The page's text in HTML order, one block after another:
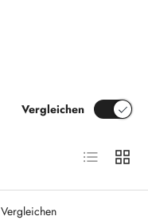
Vergleichen
Produktliste
Vergleichen